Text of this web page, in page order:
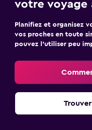
votre voyage
Planifiez et organisez
vos proches en toute
pouvez l’utiliser peu